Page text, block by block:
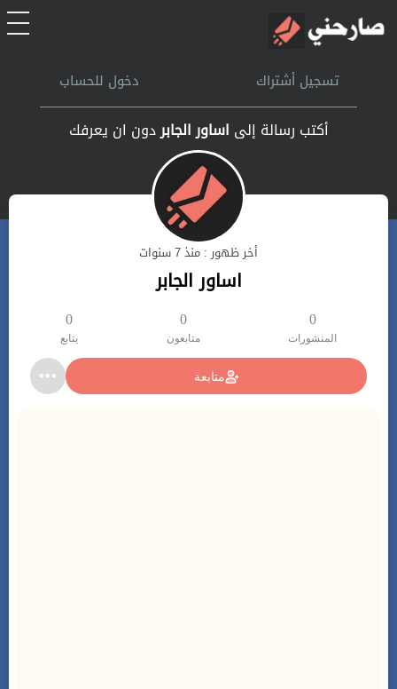
الرئيسيةتسجيل أشتراك دخول للحساب
أكتب رسالة إلى اساور الجابردون ان يعرفك
أخر ظهور : منذ 7 سنوات
اساور الجابر
0
المنشورات
0
متابعون
0
يتابع
متابعة